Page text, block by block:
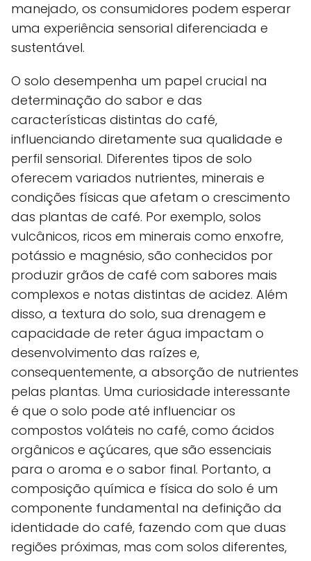
manejado, os consumidores podem esperar
uma experiência sensorial diferenciada e
sustentável.
O solo desempenha um papel crucial na
determinação do sabor e das
características distintas do café,
influenciando diretamente sua qualidade e
perfil sensorial. Diferentes tipos de solo
oferecem variados nutrientes, minerais e
condições físicas que afetam o crescimento
das plantas de café. Por exemplo, solos
vulcânicos, ricos em minerais como enxofre,
potássio e magnésio, são conhecidos por
produzir grãos de café com sabores mais
complexos e notas distintas de acidez. Além
disso, a textura do solo, sua drenagem e
capacidade de reter água impactam o
desenvolvimento das raízes e,
consequentemente, a absorção de nutrientes
pelas plantas. Uma curiosidade interessante
é que o solo pode até influenciar os
compostos voláteis no café, como ácidos
orgânicos e açúcares, que são essenciais
para o aroma e o sabor final. Portanto, a
composição química e física do solo é um
componente fundamental na definição da
identidade do café, fazendo com que duas
regiões próximas, mas com solos diferentes,